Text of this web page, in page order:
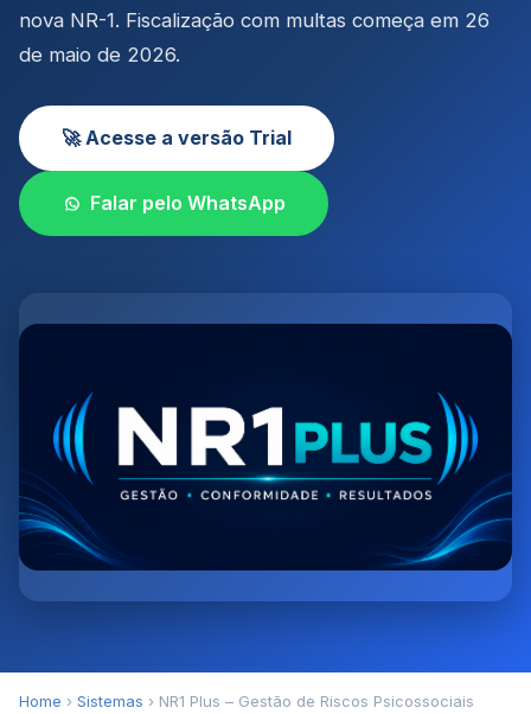
nova NR-1. Fiscalização com multas começa em 26
de maio de 2026.
🚀 Acesse a versão Trial
Falar pelo WhatsApp
Home › Sistemas › NR1 Plus – Gestão de Riscos Psicossociais